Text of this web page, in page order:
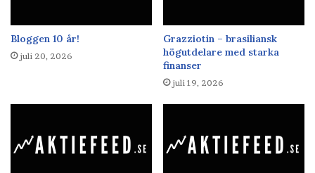
Bloggen 10 år!
juli 20, 2026
Grazziotin – brasiliansk
högutdelare med starka
finanser
juli 19, 2026